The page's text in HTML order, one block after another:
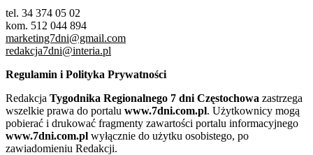
tel. 34 374 05 02
kom. 512 044 894
marketing7dni@gmail.com
redakcja7dni@interia.pl
Regulamin i Polityka Prywatności
Redakcja Tygodnika Regionalnego 7 dni Częstochowa zastrzega
wszelkie prawa do portalu www.7dni.com.pl. Użytkownicy mogą
pobierać i drukować fragmenty zawartości portalu informacyjnego
www.7dni.com.pl wyłącznie do użytku osobistego, po
zawiadomieniu Redakcji.